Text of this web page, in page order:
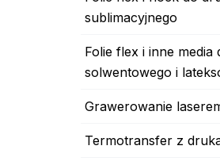
sublimacyjnego
Folie flex i inne media
solwentowego i
Grawerowanie
Termotransfer z